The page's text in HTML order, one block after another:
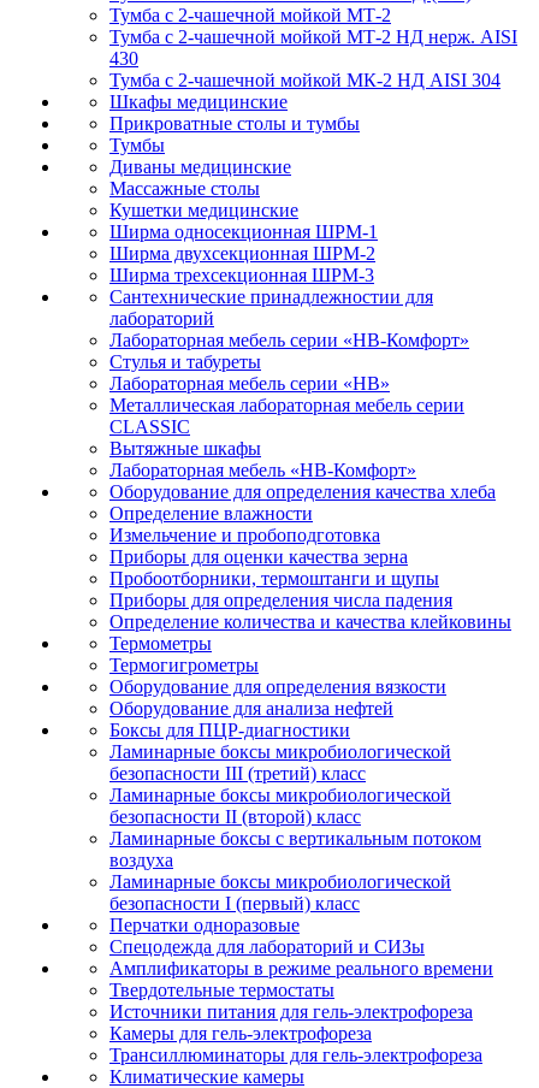
Тумба с 2-чашечной мойкой МТ-2
Тумба с 2-чашечной мойкой МТ-2 НД нерж. AISI
430
Тумба с 2-чашечной мойкой МК-2 НД AISI 304
Шкафы медицинские
Прикроватные столы и тумбы
Тумбы
Диваны медицинские
Массажные столы
Кушетки медицинские
Ширма односекционная ШРМ-1
Ширма двухсекционная ШРМ-2
Ширма трехсекционная ШРМ-3
Сантехнические принадлежностии для
лабораторий
Лабораторная мебель серии «НВ-Комфорт»
Стулья и табуреты
Лабораторная мебель серии «НВ»
Металлическая лабораторная мебель серии
CLASSIC
Вытяжные шкафы
Лабораторная мебель «НВ-Комфорт»
Оборудование для определения качества хлеба
Определение влажности
Измельчение и пробоподготовка
Приборы для оценки качества зерна
Пробоотборники, термоштанги и щупы
Приборы для определения числа падения
Определение количества и качества клейковины
Термометры
Термогигрометры
Оборудование для определения вязкости
Оборудование для анализа нефтей
Боксы для ПЦР-диагностики
Ламинарные боксы микробиологической
безопасности III (третий) класс
Ламинарные боксы микробиологической
безопасности II (второй) класс
Ламинарные боксы с вертикальным потоком
воздуха
Ламинарные боксы микробиологической
безопасности I (первый) класс
Перчатки одноразовые
Спецодежда для лабораторий и СИЗы
Амплификаторы в режиме реального времени
Твердотельные термостаты
Источники питания для гель-электрофореза
Камеры для гель-электрофореза
Трансиллюминаторы для гель-электрофореза
Климатические камеры